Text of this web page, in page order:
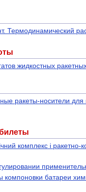
Термодинамический
жидкостных
ракеты-носители
комплекс і
компоновки батареи